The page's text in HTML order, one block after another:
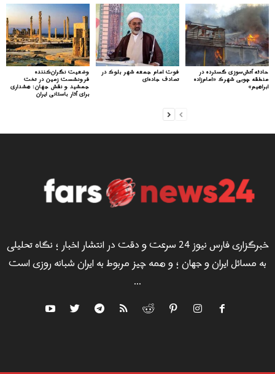
وضعیت نگران‌کننده
فرونشست زمین در تخت
جمشید و نقش جهان: هشداری
برای آثار باستانی ایران
فوت امام جمعه شهر بلوک در
تصادف جاده‌ای
حادثه آتش‌سوزی گسترده در
منطقه چوبی شهرک «امام‌زاده
ابراهیم»
خبرگزاری فارس نیوز 24 سرعت و دقت در انتشار اخبار ؛ نگاه تحلیلی
به مسائل ایران و جهان ؛ و همه چیز مربوط به ایران شبانه روزی است
...